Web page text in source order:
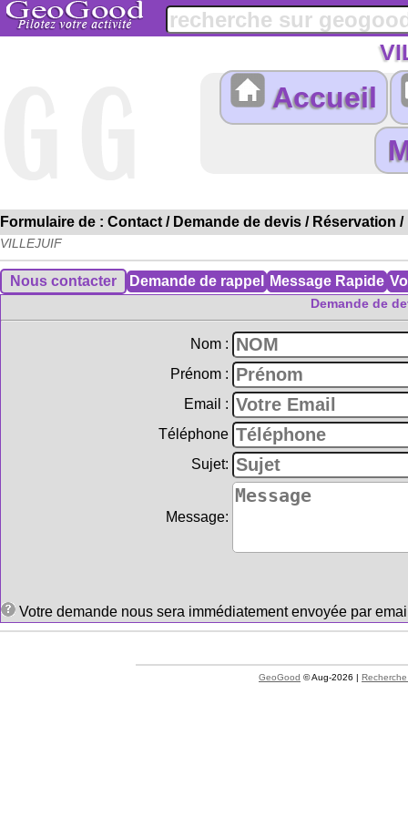
Accueil
Formulaire de : Contact / Demande de devis / Réservation /
VILLEJUIF
Demande de
Nom :
Prénom :
Email :
Téléphone
Sujet:
Message:
Votre demande nous sera immédiatement envoyée par
GeoGood © Aug-2026 |